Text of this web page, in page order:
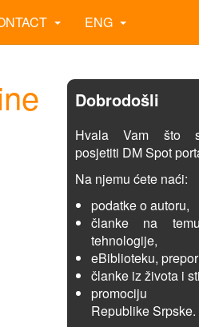
ENG
Dobrodošli
Hvala Vam što
posjetiti DM Spot
Na njemu ćete naći:
podatke o autoru,
članke na
tehnologije,
eBiblioteku,
članke iz života i
promociju
Republike Srpske.